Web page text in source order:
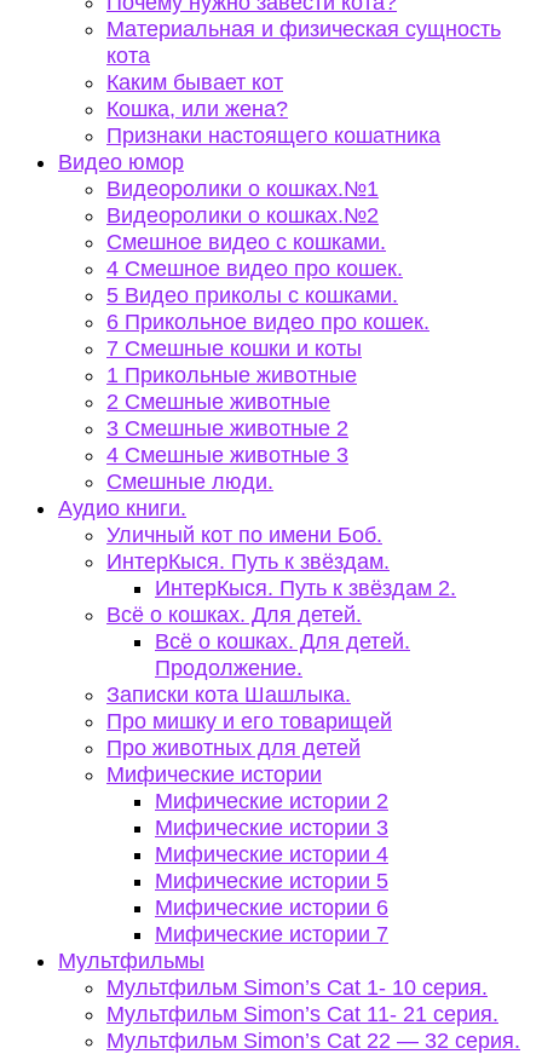
Материальная и физическая сущность
кота
Каким бывает кот
Кошка, или жена?
Признаки настоящего кошатника
Видео юмор
Видеоролики о кошках.№1
Видеоролики о кошках.№2
Смешное видео с кошками.
4 Смешное видео про кошек.
5 Видео приколы с кошками.
6 Прикольное видео про кошек.
7 Смешные кошки и коты
1 Прикольные животные
2 Смешные животные
3 Смешные животные 2
4 Смешные животные 3
Смешные люди.
Аудио книги.
Уличный кот по имени Боб.
ИнтерКыся. Путь к звёздам.
ИнтерКыся. Путь к звёздам 2.
Всё о кошках. Для детей.
Всё о кошках. Для детей.
Продолжение.
Записки кота Шашлыка.
Про мишку и его товарищей
Про животных для детей
Мифические истории
Мифические истории 2
Мифические истории 3
Мифические истории 4
Мифические истории 5
Мифические истории 6
Мифические истории 7
Мультфильмы
Мультфильм Simon’s Cat 1- 10 серия.
Мультфильм Simon’s Cat 11- 21 серия.
Мультфильм Simon’s Cat 22 — 32 серия.